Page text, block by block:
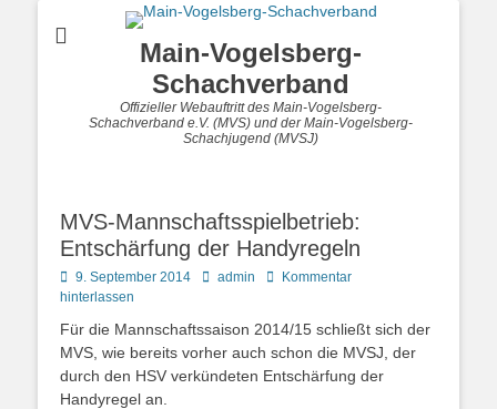
Main-Vogelsberg-
Schachverband
Offizieller Webauftritt des Main-Vogelsberg-
Schachverband e.V. (MVS) und der Main-Vogelsberg-
Schachjugend (MVSJ)
MVS-Mannschaftsspielbetrieb:
Entschärfung der Handyregeln
Posted
on
9. September 2014 Autoradmin
Kommentar
hinterlassen
Für die Mannschaftssaison 2014/15 schließt sich der
MVS, wie bereits vorher auch schon die MVSJ, der
durch den HSV verkündeten Entschärfung der
Handyregel an.